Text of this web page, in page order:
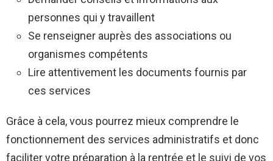
personnes qui y travaillent
Se renseigner auprès des associations ou
organismes compétents
Lire attentivement les documents fournis par
ces services
Grâce à cela, vous pourrez mieux comprendre le
fonctionnement des services administratifs et donc
faciliter votre préparation à la rentrée et le suivi de vos